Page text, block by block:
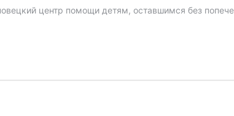
центр помощи детям, оставшимся без